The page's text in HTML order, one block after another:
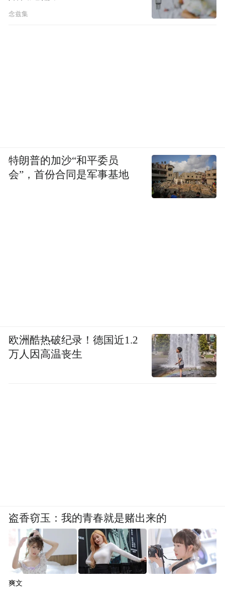
念兹集
特朗普的加沙“和平委员
会”，首份合同是军事基地
欧洲酷热破纪录！德国近1.2
万人因高温丧生
盗香窃玉：我的青春就是赌出来的
爽文